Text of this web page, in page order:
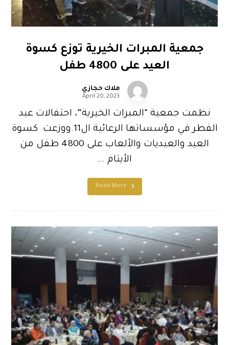
جمعية المبرات الخيرية توزع كسوة
العيد على 4800 طفل
ملاك حجازي
April 20, 2023
نظمت جمعية “المبرات الخيرية”، احتفالات عيد
الفطر في مؤسساتها الرعائية ال11.ووزعت كسوة
العيد والعيديات والألعاب على 4800 طفل من
الأيتام ...
Read More